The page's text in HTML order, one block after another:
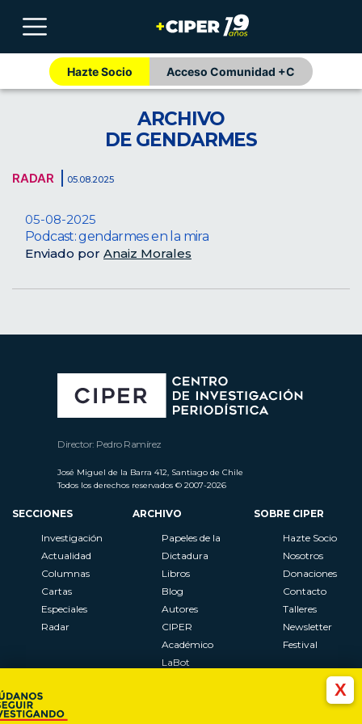
X
Hazte Socio Acceso Comunidad +C
ARCHIVO
DE GENDARMES
RADAR 05.08.2025
05-08-2025
Podcast: gendarmes en la mira
Enviado por Anaiz Morales
Director: Pedro Ramírez
José Miguel de la Barra 412, Santiago de Chile
Todos los derechos reservados © 2007-2026
SECCIONES
Investigación
Actualidad
Columnas
Cartas
Especiales
Radar
ARCHIVO
Papeles de la
Dictadura
Libros
Blog
Autores
CIPER
Académico
LaBot
SOBRE CIPER
Hazte Socio
Nosotros
Donaciones
Contacto
Talleres
Newsletter
Festival